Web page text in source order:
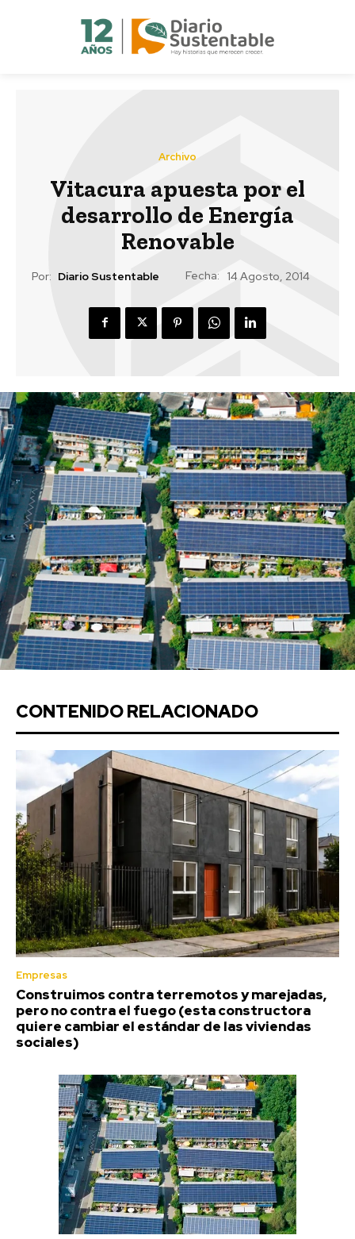
Archivo
Vitacura apuesta por el
desarrollo de Energía
Renovable
Por: Diario Sustentable Fecha: 14 Agosto, 2014
CONTENIDO RELACIONADO
Empresas
Construimos contra terremotos y marejadas,
pero no contra el fuego (esta constructora
quiere cambiar el estándar de las viviendas
sociales)